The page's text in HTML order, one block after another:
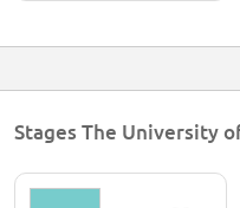
Stages The University